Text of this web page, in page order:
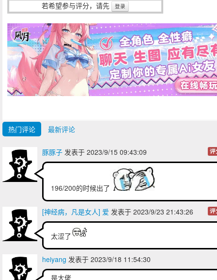
若希望参与评分，请先
登录
热门评论 最新评论
豚豚子 发表于 2023/9/15 09:43:09 评
196/200的时候出了
[神经病，凡是女人] 爱 发表于 2023/9/23 21:43:26 评
太涩了
heiyang 发表于 2023/9/18 11:54:30
是大佬